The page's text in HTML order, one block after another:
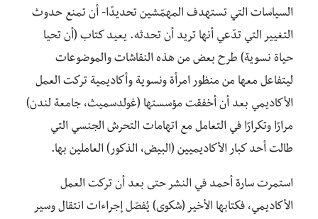
السياسات التي تستهدف المهمّشين تحديدًا- أن تمنع حدوث
التغيير التي تدّعي أنها تريد أن تحدثه. يعيد كتاب (أن تحيا
حياة نسوية) طرح بعض من هذه النقاشات والموضوعات
ليتفاعل معها من منظور امرأة ونسوية وأكاديمية تركت العمل
الأكاديمي بعد أن أخفقت مؤسستها (غولدسميث، جامعة لندن)
مرارًا وتكرارًا في التعامل مع اتهامات التحرش الجنسي التي
طالت أحد كبار الأكاديميين (البيض، الذكور) العاملين بها.
استمرت سارة أحمد في النشر حتى بعد أن تركت العمل
الأكاديمي، فكتابها الأخير (شكوى) يُفصّل إجراءات انتقال وسير